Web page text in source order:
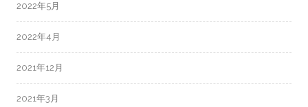
2022年5月
2022年4月
2021年12月
2021年3月